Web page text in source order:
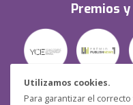
Utilizamos cookies.
Para garantizar el
Premios